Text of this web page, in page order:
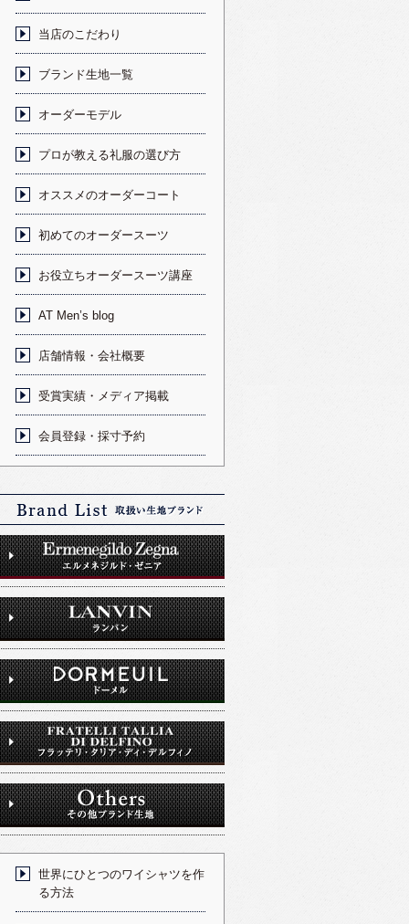
当店のこだわり
ブランド生地一覧
オーダーモデル
プロが教える礼服の選び方
オススメのオーダーコート
初めてのオーダースーツ
お役立ちオーダースーツ講座
AT Men’s blog
店舗情報・会社概要
受賞実績・メディア掲載
会員登録・採寸予約
世界にひとつのワイシャツを作
る方法